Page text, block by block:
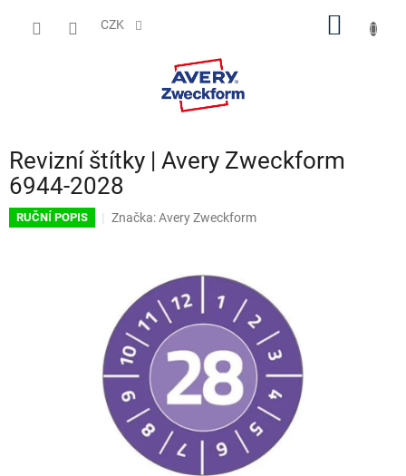
CZK
Revizní štítky | Avery Zweckform
6944-2028
RUČNÍ POPIS Značka:Avery Zweckform